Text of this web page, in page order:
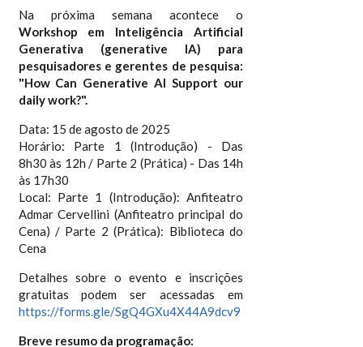
Na próxima semana acontece o
Workshop em Inteligência Artificial
Generativa (generative IA) para
pesquisadores e gerentes de pesquisa:
"How Can Generative AI Support our
daily work?".
Data: 15 de agosto de 2025
Horário: Parte 1 (Introdução) - Das
8h30 às 12h / Parte 2 (Prática) - Das 14h
às 17h30
Local: Parte 1 (Introdução): Anfiteatro
Admar Cervellini (Anfiteatro principal do
Cena) / Parte 2 (Prática): Biblioteca do
Cena
Detalhes sobre o evento e inscrições
gratuitas podem ser acessadas em
https://forms.gle/SgQ4GXu4X44A9dcv9
Breve resumo da programação: